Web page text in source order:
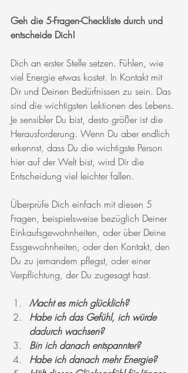
Geh die 5-Fragen-Checkliste durch und
entscheide Dich!
Dich an erster Stelle setzen. Fühlen, wie
viel Energie etwas kostet. In Kontakt mit
Dir und Deinen Bedürfnissen zu sein. Das
sind die wichtigsten Lektionen des Lebens.
Je sensibler Du bist, desto größer ist die
Herausforderung. Wenn Du aber endlich
erkennst, dass Du die wichtigste Person
hier auf der Welt bist, wird Dir die
Entscheidung viel leichter fallen.
Überprüfe Dich einfach mit diesen 5
Fragen, beispielsweise bezüglich Deiner
Einkaufsgewohnheiten, oder über Deine
Essgewohnheiten, oder den Kontakt, den
Du zu jemandem pflegst, oder einer
Verpflichtung, der Du zugesagt hast.
Macht es mich glücklich?
Habe ich das Gefühl, ich würde
dadurch wachsen?
Bin ich danach entspannter?
Habe ich danach mehr Energie?